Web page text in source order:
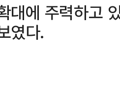
대에 주력하고
였다.